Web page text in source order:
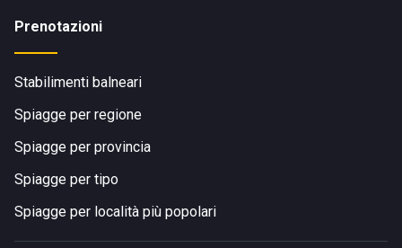
Prenotazioni
Stabilimenti balneari
Spiagge per regione
Spiagge per provincia
Spiagge per tipo
Spiagge per località più popolari